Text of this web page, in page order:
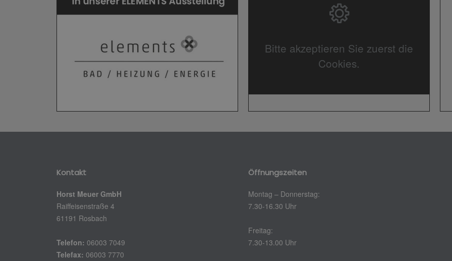
Bitte akzeptieren Sie zuerst die
Cookies.
Kontakt
Horst Meuer GmbH
Raiffeisenstraße 4
61191 Rosbach
Telefon: 06003 7049
Telefax: 06003 7770
Öffnungszeiten
Montag – Donnerstag:
7.30-16.30 Uhr
Freitag:
7.30-13.00 Uhr